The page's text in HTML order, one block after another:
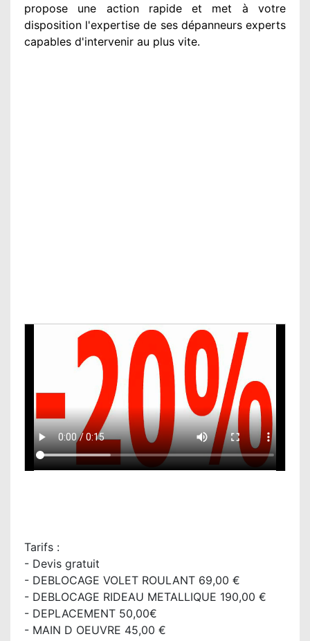
propose une actionrapide et met à votre
disposition l'expertise de ses dépanneurs experts
capables d'intervenir au plus vite.
Tarifs :
- Devis gratuit
- DEBLOCAGE VOLET ROULANT 69,00 €
- DEBLOCAGE RIDEAU METALLIQUE 190,00 €
- DEPLACEMENT 50,00€
- MAIN D OEUVRE 45,00 €